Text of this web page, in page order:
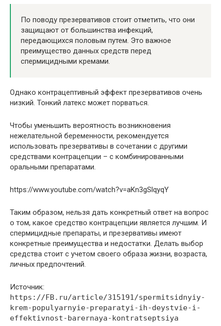
По поводу презервативов стоит отметить, что они
защищают от большинства инфекций,
передающихся половым путем. Это важное
преимущество данных средств перед
спермицидными кремами.
Однако контрацептивный эффект презервативов очень
низкий. Тонкий латекс может порваться.
Чтобы уменьшить вероятность возникновения
нежелательной беременности, рекомендуется
использовать презервативы в сочетании с другими
средствами контрацепции – с комбинированными
оральными препаратами.
https://www.youtube.com/watch?v=aKn3gSlqyqY
Таким образом, нельзя дать конкретный ответ на вопрос
о том, какое средство контрацепции является лучшим. И
спермицидные препараты, и презервативы имеют
конкретные преимущества и недостатки. Делать выбор
средства стоит с учетом своего образа жизни, возраста,
личных предпочтений.
Источник:
https://FB.ru/article/315191/spermitsidnyiy-
krem-populyarnyie-preparatyi-ih-deystvie-i-
effektivnost-barernaya-kontratseptsiya